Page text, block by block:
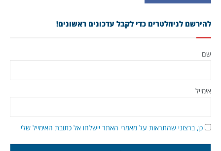
להירשם לניוזלטרים כדי לקבל עדכונים ראשונים!
שם
אימייל
כן, ברצוני שהתראות על מאמרי האתר יישלחו אל כתובת האימייל שלי